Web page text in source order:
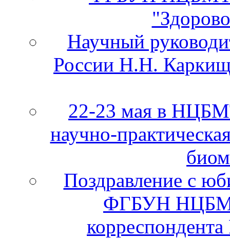
Научный
России Н.Н.
22-23 мая в
научно-
Поздравление с
ФГБУН